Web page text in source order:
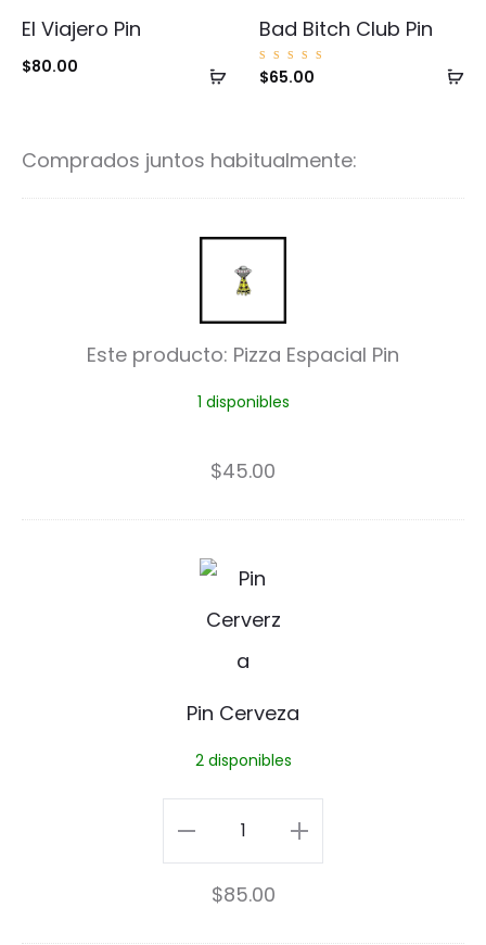
Añadir
El Viajero Pin
$80.00
Bad Bitch Club Pin
Valorad
o con
$65.00
Comprados juntos habitualmente:
P
i
z
z
a
a
c
i
i
n
Este producto: Pizza Espacial Pin
1 disponibles
$45.00
P
i
n
r
e
z
a
Pin Cerveza
2 disponibles
Pin
Cerveza
cantidad
$85.00